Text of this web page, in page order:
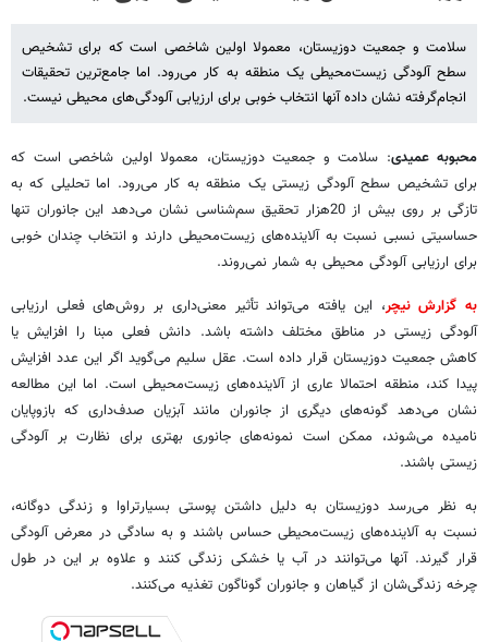
سلامت و جمعیت دوزیستان، معمولا اولین شاخصی‌ است که برای تشخیص
سطح آلودگی زیست‌محیطی یک منطقه به کار می‌رود. اما جامع‌ترین تحقیقات
انجام‌گرفته نشان داده آنها انتخاب خوبی برای ارزیابی آلودگی‌های محیطی نیست.
محبوبه عمیدی: سلامت و جمعیت دوزیستان، معمولا اولین شاخصی‌ است که
برای تشخیص سطح آلودگی زیستی یک منطقه به کار می‌رود. اما تحلیلی که به
تازگی بر روی بیش از 20هزار تحقیق سم‌شناسی نشان می‌دهد این جانوران تنها
حساسیتی نسبی نسبت به آلاینده‌های زیست‌محیطی دارند و انتخاب چندان خوبی
برای ارزیابی آلودگی محیطی به شمار نمی‌روند.
به گزارش نیچر، این یافته می‌تواند تأثیر معنی‌داری بر روش‌های فعلی ارزیابی
آلودگی زیستی در مناطق مختلف داشته باشد. دانش فعلی مبنا را افزایش یا
کاهش جمعیت دوزیستان قرار داده است. عقل سلیم می‌گوید اگر این عدد افزایش
پیدا کند، منطقه احتمالا عاری از آلاینده‌های زیست‌محیطی است. اما این مطالعه
نشان می‌دهد گونه‌های دیگری از جانوران مانند آبزیان صدف‌داری که بازوپایان
نامیده می‌شوند، ممکن است نمونه‌های جانوری بهتری برای نظارت بر آلودگی
زیستی باشند.
به نظر می‌رسد دوزیستان به دلیل داشتن پوستی بسیار‌تراوا و زندگی دوگانه،
نسبت به آلاینده‌های زیست‌محیطی حساس باشند و به سادگی در معرض آلودگی
قرار گیرند. آنها می‌توانند در آب یا خشکی زندگی کنند و علاوه بر این در طول
چرخه زندگی‌شان از گیاهان و جانوران گوناگون تغذیه می‌کنند.